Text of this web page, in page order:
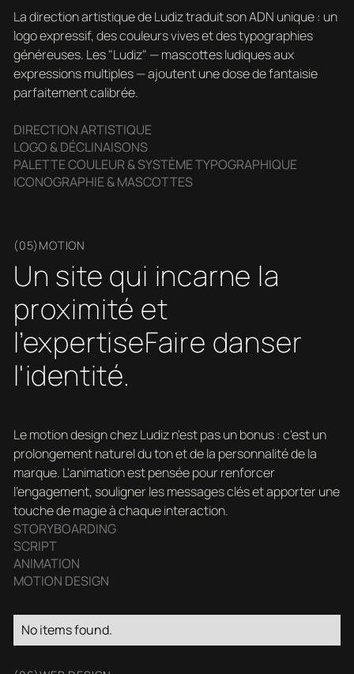
La direction artistique de Ludiz traduit son ADN unique : un
logo expressif, des couleurs vives et des typographies
généreuses. Les "Ludiz" — mascottes ludiques aux
expressions multiples — ajoutent une dose de fantaisie
parfaitement calibrée.
DIRECTION ARTISTIQUE
LOGO & DÉCLINAISONS
PALETTE COULEUR & SYSTÈME TYPOGRAPHIQUE
ICONOGRAPHIE & MASCOTTES
(05)MOTION
Un site qui incarne la
proximité et
l’expertiseFaire danser
l'identité.
Le motion design chez Ludiz n'est pas un bonus : c'est un
prolongement naturel du ton et de la personnalité de la
marque. L'animation est pensée pour renforcer
l'engagement, souligner les messages clés et apporter une
touche de magie à chaque interaction.
STORYBOARDING
SCRIPT
ANIMATION
MOTION DESIGN
No items found.